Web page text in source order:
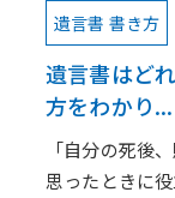
遺言書 書き方
遺言書はど
方をわかり...
「自分の死後
思ったときに